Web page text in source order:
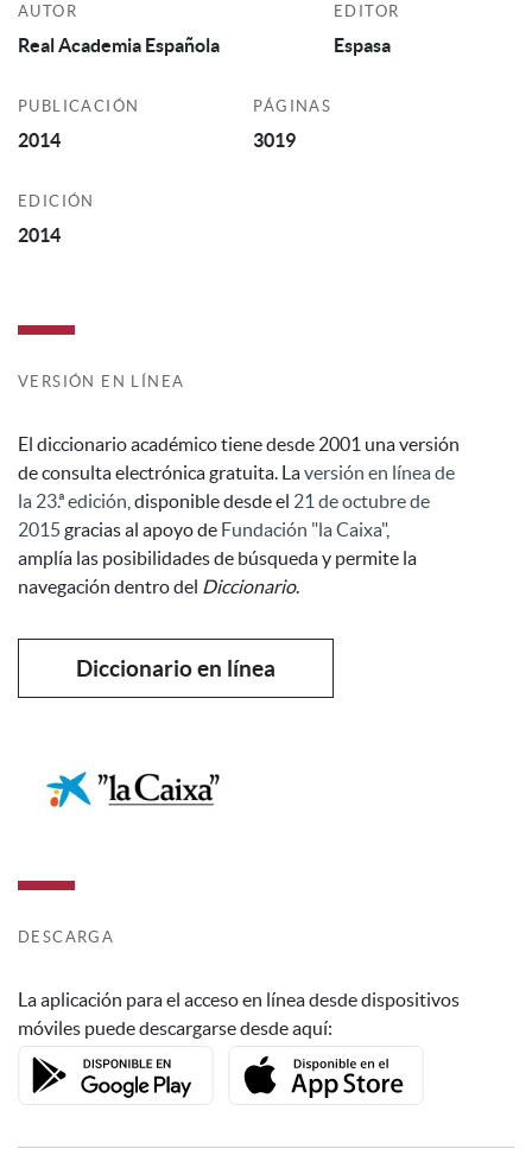
AUTOR
Real Academia Española
EDITOR
Espasa
PUBLICACIÓN
2014
PÁGINAS
3019
EDICIÓN
2014
VERSIÓN EN LÍNEA
El diccionario académico tiene desde 2001 una versión
de consulta electrónica gratuita. Laversión en línea de
la 23.ª edición , disponible desde el 21 de octubre de
2015gracias al apoyo de Fundación "la Caixa",
amplía las posibilidades de búsqueda y permite la
navegación dentro del Diccionario.
Diccionario en línea
DESCARGA
La aplicación para el acceso en línea desde dispositivos
móviles puede descargarse desde aquí: